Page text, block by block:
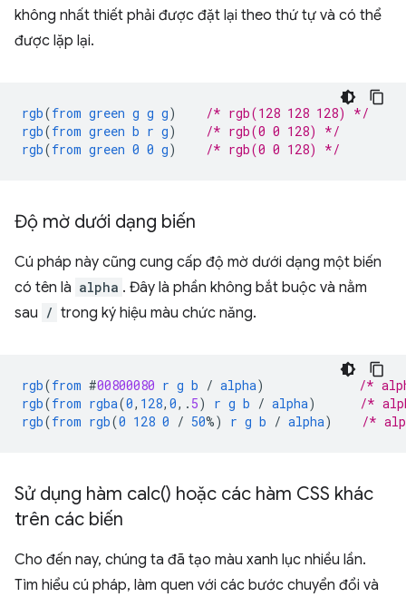
không nhất thiết phải được đặt lại theo thứ tự và có thể
được lặp lại.
rgb(from green g g g)
/* rgb(128 128 128) */
rgb(from green b r g)
/* rgb(0 0 128) */
rgb(from green 0 0 g) /* rgb(0 0 128) */
Độ mờ dưới dạng biến
Cú pháp này cũng cung cấp độ mờ dưới dạng một biến
có tên là alpha . Đây là phần không bắt buộc và nằm
sau / trong ký hiệu màu chức năng.
rgb(from #00800080 r g b / alpha)
/*
rgb(from rgba(0, 128, 0, . 5) r g b / alpha)
/*
rgb(from rgb(0 128 0 / 50%) r g b / alpha) /*
Sử dụng hàm calc() hoặc các hàm CSS khác
trên các biến
Cho đến nay, chúng ta đã tạo màu xanh lục nhiều lần.
Tìm hiểu cú pháp, làm quen với các bước chuyển đổi và